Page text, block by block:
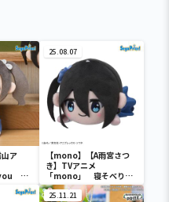
ア
マ
25.08.07
【mono】【A雨宮さつ
き】TVアニメ
「mono」 寝そべり
ぬいぐるみ（EX）
25.11.21